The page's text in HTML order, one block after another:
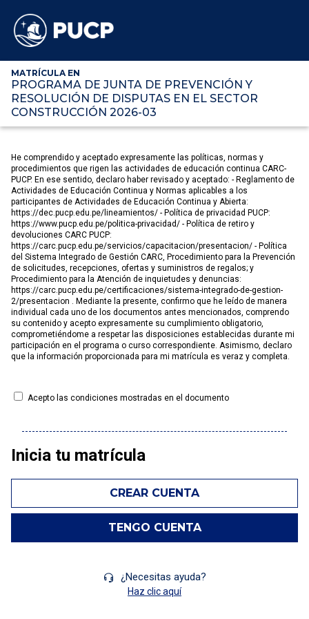
MATRÍCULA EN
PROGRAMA DE JUNTA DE PREVENCIÓN Y
RESOLUCIÓN DE DISPUTAS EN EL SECTOR
CONSTRUCCIÓN 2026-03
He comprendido y aceptado expresamente las políticas, normas y
procedimientos que rigen las actividades de educación continua CARC-
PUCP. En ese sentido, declaro haber revisado y aceptado: - Reglamento de
Actividades de Educación Continua y Normas aplicables a los
participantes de Actividades de Educación Continua y Abierta:
https://dec.pucp.edu.pe/lineamientos/ - Política de privacidad PUCP:
https://www.pucp.edu.pe/politica-privacidad/ - Política de retiro y
devoluciones CARC PUCP:
https://carc.pucp.edu.pe/servicios/capacitacion/presentacion/ - Política
del Sistema Integrado de Gestión CARC, Procedimiento para la Prevención
de solicitudes, recepciones, ofertas y suministros de regalos; y
Procedimiento para la Atención de inquietudes y denuncias:
https://carc.pucp.edu.pe/certificaciones/sistema-integrado-de-gestion-
2/presentacion . Mediante la presente, confirmo que he leído de manera
individual cada uno de los documentos antes mencionados, comprendo
su contenido y acepto expresamente su cumplimiento obligatorio,
comprometiéndome a respetar las disposiciones establecidas durante mi
participación en el programa o curso correspondiente. Asimismo, declaro
que la información proporcionada para mi matrícula es veraz y completa.
Acepto las condiciones mostradas en el documento
Inicia tu matrícula
CREAR CUENTA
TENGO CUENTA
¿Necesitas ayuda?
Haz clic aquí